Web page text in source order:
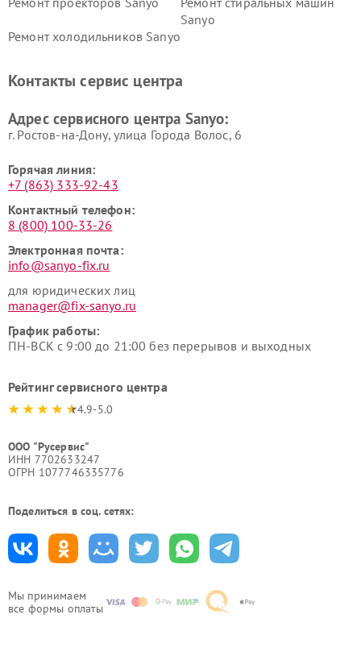
Мы принимаем
все формы оплаты
Sanyo
Ремонт холодильников Sanyo
Контакты сервис центра
Адрес сервисного центра Sanyo:
г. Ростов-на-Дону, улица Города Волос, 6
Горячая линия:
+7 (863) 333-92-43
Контактный телефон:
8 (800) 100-33-26
Электронная почта:
info@sanyo-fix.ru
для юридических лиц
manager@fix-sanyo.ru
График работы:
ПН-ВСК с 9:00 до 21:00 без перерывов и выходных
Рейтинг сервисного центра
4.9-5.0
ООО "Русервис"
ИНН 7702633247
ОГРН 1077746335776
Поделиться в соц. сетях: